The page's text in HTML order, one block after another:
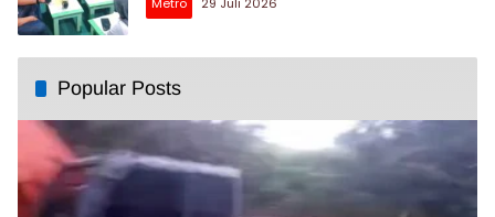
Metro
29 Juli 2026
Popular Posts